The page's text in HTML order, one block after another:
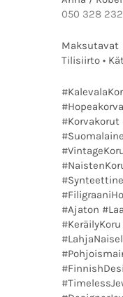
050 328
Maksutavat
Tilisiirto •
#Korvakorut
#Ajaton